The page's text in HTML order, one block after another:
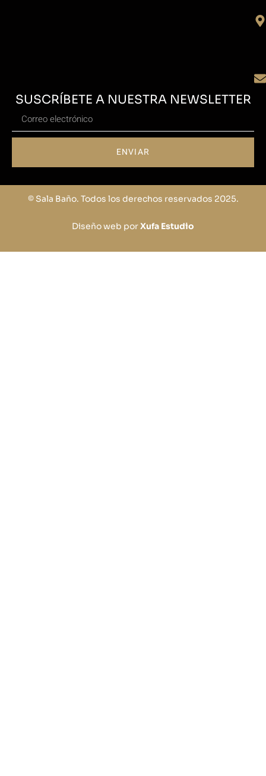
SUSCRÍBETE A NUESTRA NEWSLETTER
ENVIAR
© Sala Baño. Todos los derechos reservados 2025.
Diseño web porXufa Estudio